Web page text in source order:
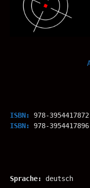
ISBN:
978-
ISBN:
978-
Sprache: deutsch